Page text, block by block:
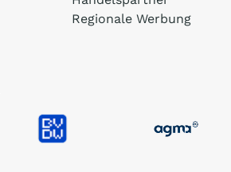
Regionale Werbung